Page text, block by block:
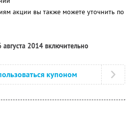
акции вы также можете уточнить по
2014 включительно
купоном